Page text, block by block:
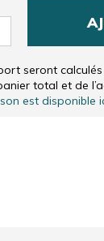
seront
total et de
est disponible